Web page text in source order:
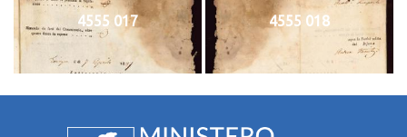
4555 017 4555 018